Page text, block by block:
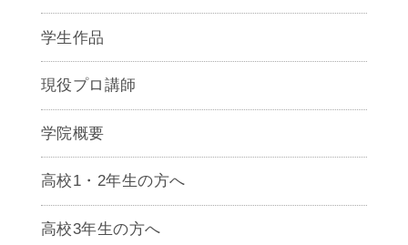
学生作品
現役プロ講師
学院概要
高校1・2年生の方へ
高校3年生の方へ